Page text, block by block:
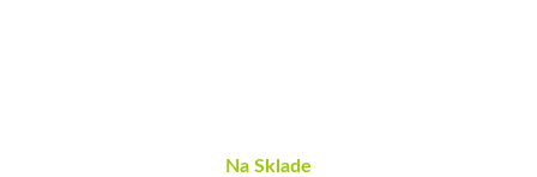
Na Sklade